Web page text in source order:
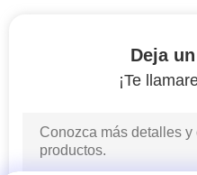
Deja
¡Te